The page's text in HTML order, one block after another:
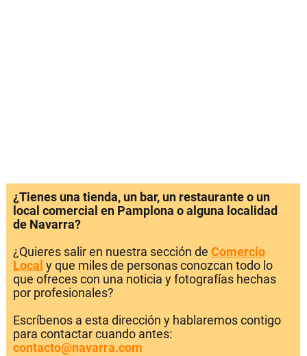
¿Tienes una tienda, un bar, un restaurante o un
local comercial en Pamplona o alguna localidad
de Navarra?
¿Quieres salir en nuestra sección de Comercio
Local y que miles de personas conozcan todo lo
que ofreces con una noticia y fotografías hechas
por profesionales?
Escríbenos a esta dirección y hablaremos contigo
para contactar cuando antes:
contacto@navarra.com